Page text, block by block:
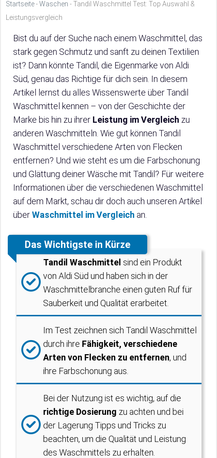
Startseite-Waschen -Tandil Waschmittel Test: Top Auswahl &
Leistungsvergleich
Bist du auf der Suche nach einem Waschmittel, das
stark gegen Schmutz und sanft zu deinen Textilien
ist? Dann könnte Tandil, die Eigenmarke von Aldi
Süd, genau das Richtige für dich sein. In diesem
Artikel lernst du alles Wissenswerte über Tandil
Waschmittel kennen – von der Geschichte der
Marke bis hin zu ihrer Leistung im Vergleich zu
anderen Waschmitteln. Wie gut können Tandil
Waschmittel verschiedene Arten von Flecken
entfernen? Und wie steht es um die Farbschonung
und Glättung deiner Wäsche mit Tandil? Für weitere
Informationen über die verschiedenen Waschmittel
auf dem Markt, schau dir doch auch unseren Artikel
überWaschmittel im Vergleich an.
Das Wichtigste in Kürze
Tandil Waschmittel sind ein Produkt
von Aldi Süd und haben sich in der
Waschmittelbranche einen guten Ruf für
Sauberkeit und Qualität erarbeitet.
Im Test zeichnen sich Tandil Waschmittel
durch ihre Fähigkeit, verschiedene
Arten von Flecken zu entfernen, und
ihre Farbschonung aus.
Bei der Nutzung ist es wichtig, auf die
richtige Dosierung zu achten und bei
der Lagerung Tipps und Tricks zu
beachten, um die Qualität und Leistung
des Waschmittels zu erhalten.